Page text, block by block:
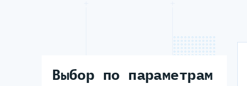
Выбор по параметрам